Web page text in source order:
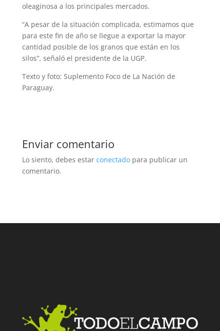
oleaginosa a los principales mercados.
“A pesar de la situación complicada, estimamos que
para este fin de año se llegue a exportar la mayor
cantidad posible de los granos que están en los
silos”, señaló el presidente de la UGP.
Texto y foto: Suplemento Foco de La Nación de
Paraguay.
Enviar comentario
Lo siento, debes estar conectadopara publicar un
comentario.
Facebook